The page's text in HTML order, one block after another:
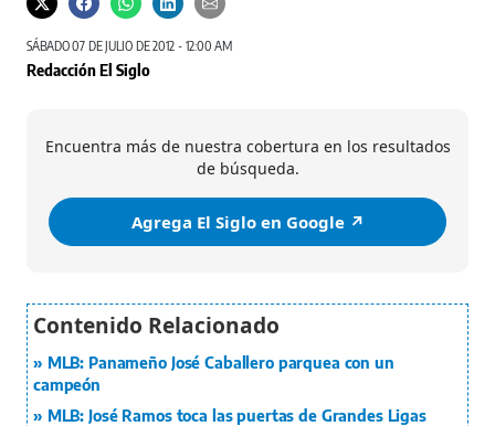
SÁBADO 07 DE JULIO DE 2012 - 12:00 AM
Redacción El Siglo
Encuentra más de nuestra cobertura en los resultados
de búsqueda.
Agrega El Siglo en Google ↗️
MLB: Panameño José Caballero parquea con un
campeón
MLB: José Ramos toca las puertas de Grandes Ligas